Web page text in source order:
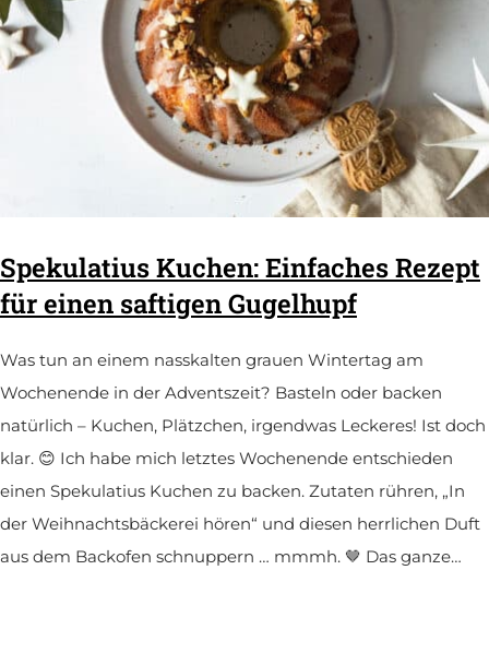
Spekulatius Kuchen: Einfaches Rezept
für einen saftigen Gugelhupf
Was tun an einem nasskalten grauen Wintertag am
Wochenende in der Adventszeit? Basteln oder backen
natürlich – Kuchen, Plätzchen, irgendwas Leckeres! Ist doch
klar. 😊 Ich habe mich letztes Wochenende entschieden
einen Spekulatius Kuchen zu backen. Zutaten rühren, „In
der Weihnachtsbäckerei hören“ und diesen herrlichen Duft
aus dem Backofen schnuppern … mmmh. 🤎 Das ganze…